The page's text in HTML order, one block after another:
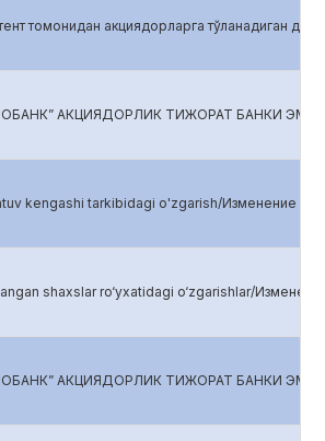
томонидан акциядорларга тўланадиган
АКЦИЯДОРЛИК ТИЖОРАТ БАНКИ
kengashi tarkibidagi o'zgarish/Изменение в
shaxslar ro‘yxatidagi o‘zgarishlar/
АКЦИЯДОРЛИК ТИЖОРАТ БАНКИ